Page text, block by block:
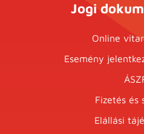
Jogi
Online
Esemény
Fizetés és
Elállási